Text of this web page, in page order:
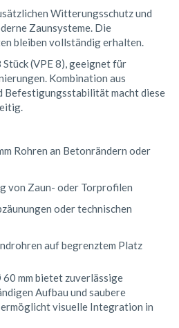
Witterungsschutz und
Zaunsysteme. Die
bleiben vollständig erhalten.
(VPE 8), geeignet für
Kombination aus
Befestigungsstabilität macht diese
Rohren an Betonrändern oder
von Zaun- oder Torprofilen
oder technischen
auf begrenztem Platz
mm bietet zuverlässige
Aufbau und saubere
visuelle Integration in